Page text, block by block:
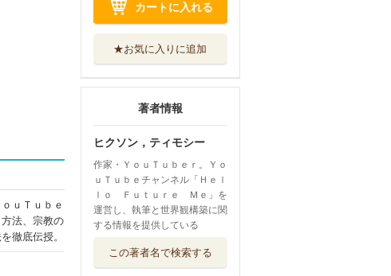
ｕＴｕｂｅ
法、宗教の
徹底伝授。
カートに入れる
★お気に入りに追加
著者情報
ヒクソン，ティモシー
作家・ＹｏｕＴｕｂｅｒ。Ｙｏ
ｕＴｕｂｅチャンネル「Ｈｅｌ
ｌｏ Ｆｕｔｕｒｅ Ｍｅ」を
運営し、執筆と世界観構築に関
する情報を提供している
この著者名で検索する
チェーンの成功...